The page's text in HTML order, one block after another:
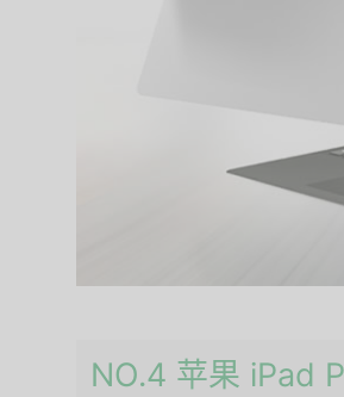
NO.4 苹果 iPad